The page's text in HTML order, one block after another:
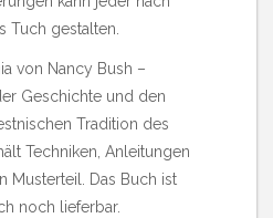
Tuch gestalten.
von Nancy Bush –
Geschichte und den
Tradition des
Techniken, Anleitungen
Musterteil. Das Buch ist
noch lieferbar.